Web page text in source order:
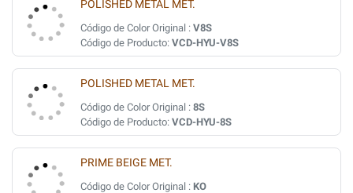
POLISHED METAL MET.
Código de Color Original : V8S
Código de Producto: VCD-HYU-V8S
POLISHED METAL MET.
Código de Color Original : 8S
Código de Producto: VCD-HYU-8S
PRIME BEIGE MET.
Código de Color Original : KO